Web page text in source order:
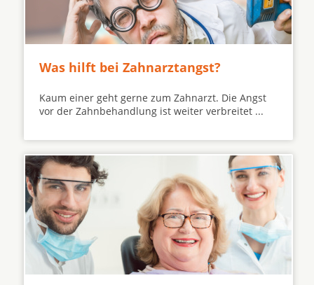
Was hilft bei Zahnarztangst?
Kaum einer geht gerne zum Zahnarzt. Die Angst
vor der Zahnbehandlung ist weiter verbreitet ...